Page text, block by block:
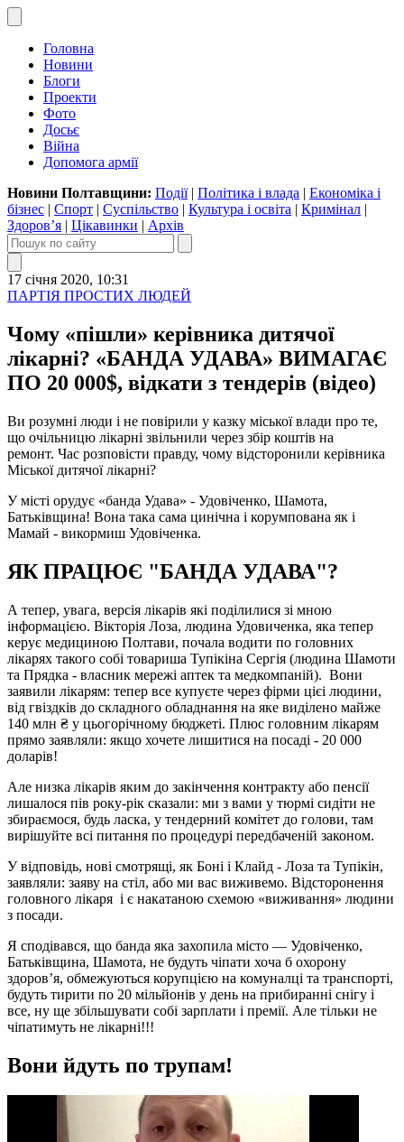
Головна
Новини
Блоги
Проекти
Фото
Досьє
Війна
Допомога армії
Новини Полтавщини: Події| Політика і влада | Економіка і
бізнес | Спорт | Суспільство | Культура і освіта | Кримінал |
Здоров’я | Цікавинки | Архів
17 січня 2020, 10:31
ПАРТІЯ ПРОСТИХ ЛЮДЕЙ
Чому «пішли» керівника дитячої
лікарні? «БАНДА УДАВА» ВИМАГАЄ
ПО 20 000$, відкати з тендерів (відео)
Ви розумні люди і не повірили у казку міської влади про те,
що очільницю лікарні звільнили через збір коштів на
ремонт. Час розповісти правду, чому відсторонили керівника
Міської дитячої лікарні?
У місті орудує «банда Удава» - Удовіченко, Шамота,
Батьківщина! Вона така сама цинічна і корумпована як і
Мамай - викормиш Удовіченка.
ЯК ПРАЦЮЄ "БАНДА УДАВА"?
А тепер, увага, версія лікарів які поділилися зі мною
інформацією. Вікторія Лоза, людина Удовиченка, яка тепер
керує медициною Полтави, почала водити по головних
лікарях такого собі товариша Тупікіна Сергія (людина Шамоти
та Прядка - власник мережі аптек та медкомпаній). Вони
заявили лікарям: тепер все купуєте через фірми цієі людини,
від гвіздків до складного обладнання на яке виділено майже
140 млн ₴ у цьогорічному бюджеті. Плюс головним лікарям
прямо заявляли: якщо хочете лишитися на посаді - 20 000
доларів!
Але низка лікарів яким до закінчення контракту або пенсії
лишалося пів року-рік сказали: ми з вами у тюрмі сидіти не
збираємося, будь ласка, у тендерний комітет до голови, там
вирішуйте всі питання по процедурі передбаченій законом.
У відповідь, нові смотрящі, як Боні і Клайд - Лоза та Тупікін,
заявляли: заяву на стіл, або ми вас виживемо. Відсторонення
головного лікаря і є накатаною схемою «виживання» людини
з посади.
Я сподівався, що банда яка захопила місто — Удовіченко,
Батьківщина, Шамота, не будуть чіпати хоча б охорону
здоров’я, обмежуються корупцією на комуналці та транспорті,
будуть тирити по 20 мільйонів у день на прибиранні снігу і
все, ну ще збільшувати собі зарплати і премії. Але тільки не
чіпатимуть не лікарні!!!
Вони йдуть по трупам!